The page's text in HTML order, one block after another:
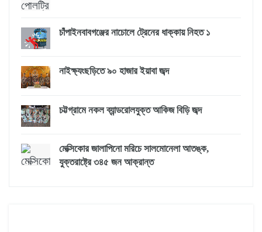
চাঁপাইনবাবগঞ্জের নাচোলে ট্রেনের ধাক্কায় নিহত ১
নাইক্ষ্যংছড়িতে ৯০ হাজার ইয়াবা জব্দ
চট্টগ্রামে নকল ব্যান্ডরোলযুক্ত আকিজ বিড়ি জব্দ
মেক্সিকোর জালাপিনো মরিচে সালমোনেলা আতঙ্ক,
যুক্তরাষ্ট্রে ৩৪৫ জন আক্রান্ত